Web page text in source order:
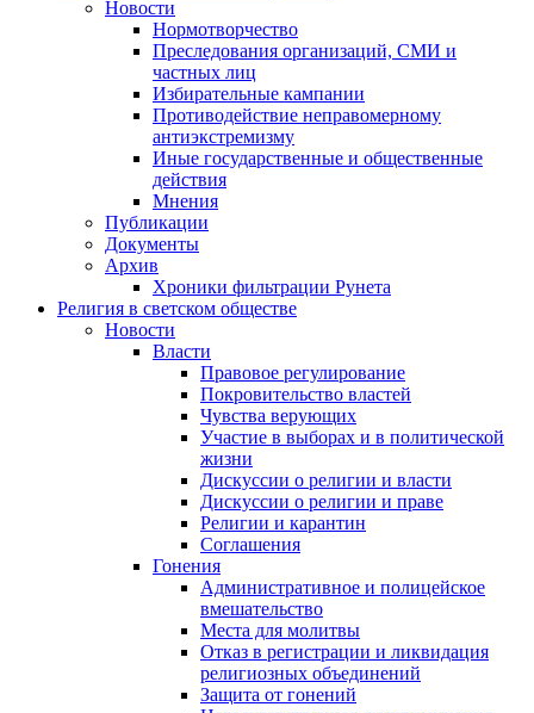
Новости
Нормотворчество
Преследования организаций, СМИ и
частных лиц
Избирательные кампании
Противодействие неправомерному
антиэкстремизму
Иные государственные и общественные
действия
Мнения
Публикации
Документы
Архив
Хроники фильтрации Рунета
Религия в светском обществе
Новости
Власти
Правовое регулирование
Покровительство властей
Чувства верующих
Участие в выборах и в политической
жизни
Дискуссии о религии и власти
Дискуссии о религии и праве
Религии и карантин
Соглашения
Гонения
Административное и полицейское
вмешательство
Места для молитвы
Отказ в регистрации и ликвидация
религиозных объединений
Защита от гонений